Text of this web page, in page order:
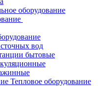
оборудование
вод
бытовые
Тепловое оборудование